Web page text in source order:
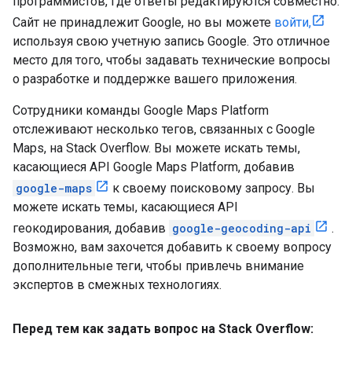
Сайт не принадлежит Google, но вы можете войти,
используя свою учетную запись Google. Это отличное
место для того, чтобы задавать технические вопросы
о разработке и поддержке вашего приложения.
Сотрудники команды Google Maps Platform
отслеживают несколько тегов, связанных с Google
Maps, на Stack Overflow. Вы можете искать темы,
касающиеся API Google Maps Platform, добавив
google-maps
к своему поисковому запросу. Вы
можете искать темы, касающиеся API
геокодирования, добавив google-geocoding-api
.
Возможно, вам захочется добавить к своему вопросу
дополнительные теги, чтобы привлечь внимание
экспертов в смежных технологиях.
Перед тем как задать вопрос на Stack Overflow: